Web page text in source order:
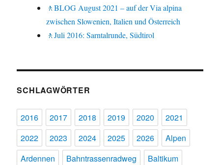
🚶BLOG August 2021 – auf der Via alpina
zwischen Slowenien, Italien und Österreich
🚶Juli 2016: Sarntalrunde, Südtirol
SCHLAGWÖRTER
2016 2017 2018 2019 2020
2021
2022
2023 2024 2025 2026
Alpen
Ardennen
Bahntrassenradweg
Baltikum